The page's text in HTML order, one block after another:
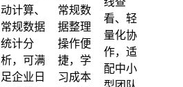
动计算、
常规数据
统计分
析，可满
足企业日
常规数
据整理
操作便
捷，学
习成本
看、轻
量化协
作，适
配中小